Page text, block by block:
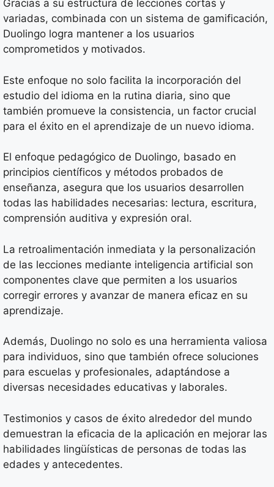
Gracias a su estructura de lecciones cortas y
variadas, combinada con un sistema de gamificación,
Duolingo logra mantener a los usuarios
comprometidos y motivados.
Este enfoque no solo facilita la incorporación del
estudio del idioma en la rutina diaria, sino que
también promueve la consistencia, un factor crucial
para el éxito en el aprendizaje de un nuevo idioma.
El enfoque pedagógico de Duolingo, basado en
principios científicos y métodos probados de
enseñanza, asegura que los usuarios desarrollen
todas las habilidades necesarias: lectura, escritura,
comprensión auditiva y expresión oral.
La retroalimentación inmediata y la personalización
de las lecciones mediante inteligencia artificial son
componentes clave que permiten a los usuarios
corregir errores y avanzar de manera eficaz en su
aprendizaje.
Además, Duolingo no solo es una herramienta valiosa
para individuos, sino que también ofrece soluciones
para escuelas y profesionales, adaptándose a
diversas necesidades educativas y laborales.
Testimonios y casos de éxito alrededor del mundo
demuestran la eficacia de la aplicación en mejorar las
habilidades lingüísticas de personas de todas las
edades y antecedentes.